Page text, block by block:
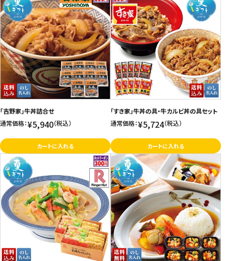
フードロス
ペット用品
SHOP GUIDE
ご利用ガイド
お問い合わせ
特定商取引法表示について
プライバシーポリシー
利用規約
会社概要
「吉野家」牛丼詰合せ
通常価格：¥5,940（税込）
カートに入れる
「すき家」牛丼の具・牛カルビ丼の具セット
通常価格：¥5,724（税込）
カートに入れる